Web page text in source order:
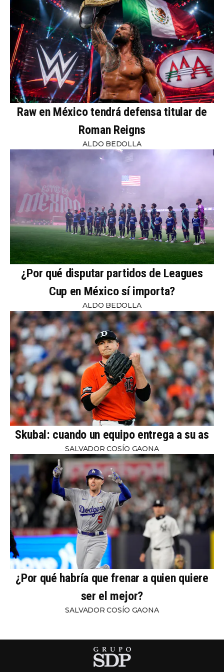
Raw en México tendrá defensa titular de
Roman Reigns
ALDO BEDOLLA
¿Por qué disputar partidos de Leagues
Cup en México sí importa?
ALDO BEDOLLA
Skubal: cuando un equipo entrega a su as
SALVADOR COSÍO GAONA
¿Por qué habría que frenar a quien quiere
ser el mejor?
SALVADOR COSÍO GAONA